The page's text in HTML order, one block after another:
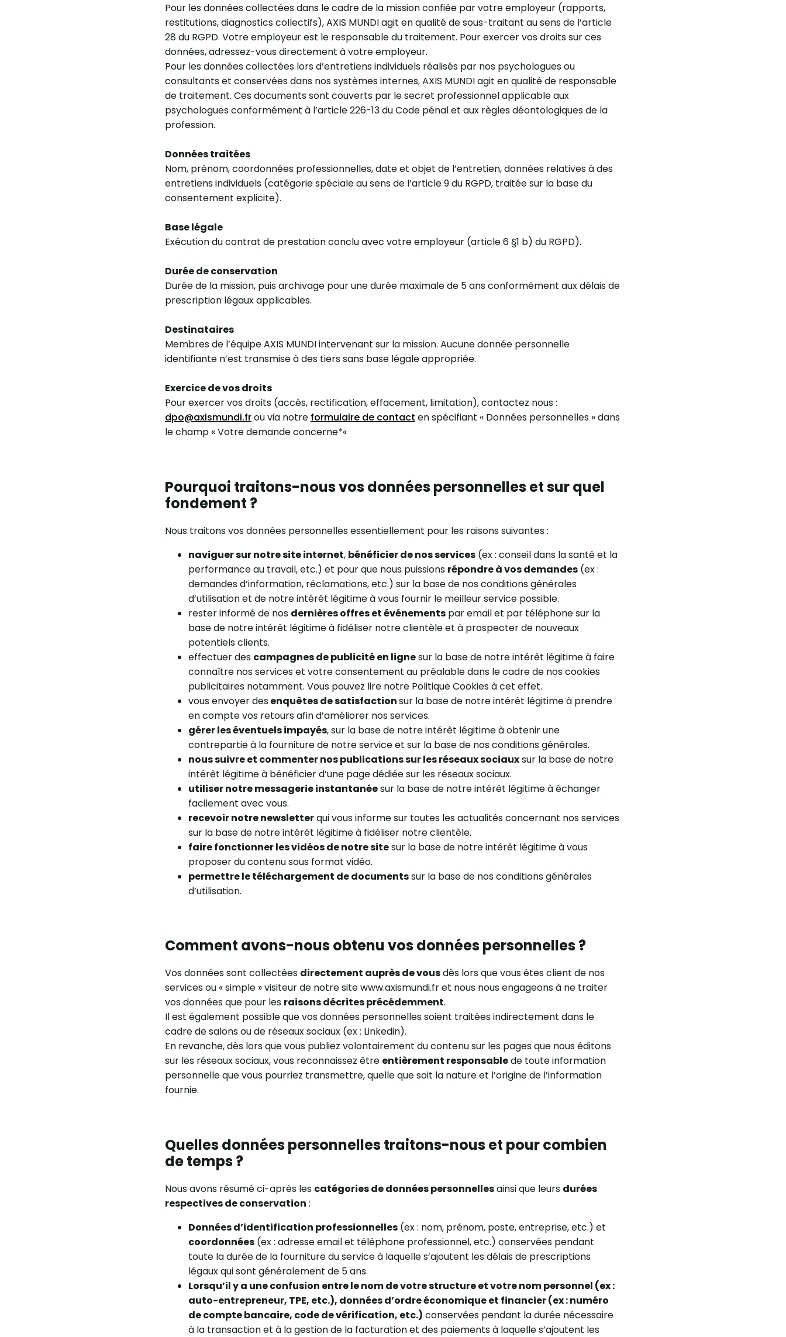
Pour les données collectées dans le cadre de la mission confiée par votre employeur (rapports,
restitutions, diagnostics collectifs), AXIS MUNDI agit en qualité de sous-traitant au sens de l’article
28 du RGPD. Votre employeur est le responsable du traitement. Pour exercer vos droits sur ces
données, adressez-vous directement à votre employeur.
Pour les données collectées lors d’entretiens individuels réalisés par nos psychologues ou
consultants et conservées dans nos systèmes internes, AXIS MUNDI agit en qualité de responsable
de traitement. Ces documents sont couverts par le secret professionnel applicable aux
psychologues conformément à l’article 226-13 du Code pénal et aux règles déontologiques de la
profession.
Données traitées
Nom, prénom, coordonnées professionnelles, date et objet de l’entretien, données relatives à des
entretiens individuels (catégorie spéciale au sens de l’article 9 du RGPD, traitée sur la base du
consentement explicite).
Base légale
Exécution du contrat de prestation conclu avec votre employeur (article 6 §1 b) du RGPD).
Durée de conservation
Durée de la mission, puis archivage pour une durée maximale de 5 ans conformément aux délais de
prescription légaux applicables.
Destinataires
Membres de l’équipe AXIS MUNDI intervenant sur la mission. Aucune donnée personnelle
identifiante n’est transmise à des tiers sans base légale appropriée.
Exercice de vos droits
Pour exercer vos droits (accès, rectification, effacement, limitation), contactez nous :
dpo@axismundi.frou via notre formulaire de contact en spécifiant « Données personnelles » dans
le champ « Votre demande concerne*«
Pourquoi traitons-nous vos données personnelles et sur quel
fondement ?
Nous traitons vos données personnelles essentiellement pour les raisons suivantes :
naviguer sur notre site internet, bénéficier de nos services (ex : conseil dans la santé et la
performance au travail, etc.) et pour que nous puissions répondre à vos demandes (ex :
demandes d’information, réclamations, etc.) sur la base de nos conditions générales
d’utilisation et de notre intérêt légitime à vous fournir le meilleur service possible.
rester informé de nos dernières offres et événements par email et par téléphone sur la
base de notre intérêt légitime à fidéliser notre clientèle et à prospecter de nouveaux
potentiels clients.
effectuer des campagnes de publicité en lignesur la base de notre intérêt légitime à faire
connaître nos services et votre consentement au préalable dans le cadre de nos cookies
publicitaires notamment. Vous pouvez lire notre Politique Cookies à cet effet.
vous envoyer desenquêtes de satisfactionsur la base de notre intérêt légitime à prendre
en compte vos retours afin d’améliorer nos services.
gérer les éventuels impayés, sur la base de notre intérêt légitime à obtenir une
contrepartie à la fourniture de notre service et sur la base de nos conditions générales.
nous suivre et commenter nos publications sur les réseaux sociauxsur la base de notre
intérêt légitime à bénéficier d’une page dédiée sur les réseaux sociaux.
utiliser notre messagerie instantanéesur la base de notre intérêt légitime à échanger
facilement avec vous.
recevoir notre newsletterqui vous informe sur toutes les actualités concernant nos services
sur la base de notre intérêt légitime à fidéliser notre clientèle.
faire fonctionner les vidéos de notre sitesur la base de notre intérêt légitime à vous
proposer du contenu sous format vidéo.
permettre le téléchargement de documentssur la base de nos conditions générales
d’utilisation.
Comment avons-nous obtenu vos données personnelles ?
Vos données sont collectées directement auprès de vousdès lors que vous êtes client de nos
services ou « simple » visiteur de notre site www.axismundi.fr et nous nous engageons à ne traiter
vos données que pour les raisons décrites précédemment.
Il est également possible que vos données personnelles soient traitées indirectement dans le
cadre de salons ou de réseaux sociaux (ex : Linkedin).
En revanche, dès lors que vous publiez volontairement du contenu sur les pages que nous éditons
sur les réseaux sociaux, vous reconnaissez être entièrement responsablede toute information
personnelle que vous pourriez transmettre, quelle que soit la nature et l’origine de l’information
fournie.
Quelles données personnelles traitons-nous et pour combien
de temps ?
Nous avons résumé ci-après les catégories de données personnellesainsi que leurs durées
respectives de conservation :
Données d’identification professionnelles (ex : nom, prénom, poste, entreprise, etc.) et
coordonnées (ex : adresse email et téléphone professionnel, etc.) conservées pendant
toute la durée de la fourniture du service à laquelle s’ajoutent les délais de prescriptions
légaux qui sont généralement de 5 ans.
Lorsqu’il y a une confusion entre le nom de votre structure et votre nom personnel (ex :
auto-entrepreneur, TPE, etc.), données d’ordre économique et financier (ex : numéro
de compte bancaire, code de vérification, etc.) conservées pendant la durée nécessaire
à la transaction et à la gestion de la facturation et des paiements à laquelle s’ajoutent les